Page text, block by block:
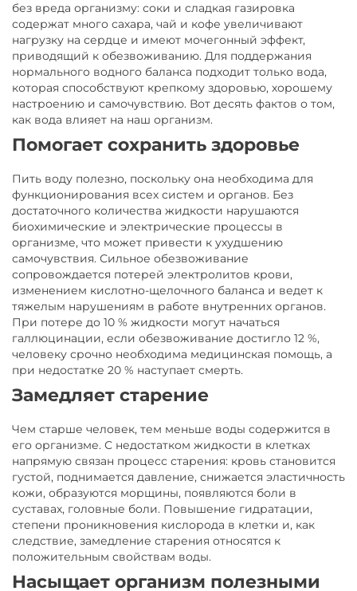
без вреда организму: соки и сладкая газировка
содержат много сахара, чай и кофе увеличивают
нагрузку на сердце и имеют мочегонный эффект,
приводящий к обезвоживанию. Для поддержания
нормального водного баланса подходит только вода,
которая способствуют крепкому здоровью, хорошему
настроению и самочувствию. Вот десять фактов о том,
как вода влияет на наш организм.
Помогает сохранить здоровье
Пить воду полезно, поскольку она необходима для
функционирования всех систем и органов. Без
достаточного количества жидкости нарушаются
биохимические и электрические процессы в
организме, что может привести к ухудшению
самочувствия. Сильное обезвоживание
сопровождается потерей электролитов крови,
изменением кислотно-щелочного баланса и ведет к
тяжелым нарушениям в работе внутренних органов.
При потере до 10 % жидкости могут начаться
галлюцинации, если обезвоживание достигло 12 %,
человеку срочно необходима медицинская помощь, а
при недостатке 20 % наступает смерть.
Замедляет старение
Чем старше человек, тем меньше воды содержится в
его организме. С недостатком жидкости в клетках
напрямую связан процесс старения: кровь становится
густой, поднимается давление, снижается эластичность
кожи, образуются морщины, появляются боли в
суставах, головные боли. Повышение гидратации,
степени проникновения кислорода в клетки и, как
следствие, замедление старения относятся к
положительным свойствам воды.
Насыщает организм полезными